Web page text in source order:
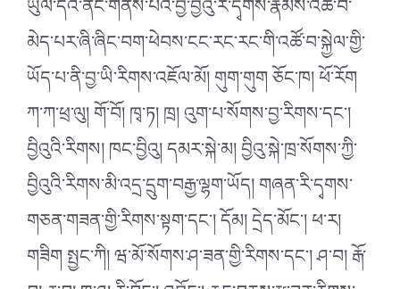
ཡུལ་དེའི་ནང་གནས་པའི་བྱ་བྱིའུ་རི་དྭགས་རྣམས་འཚེ་བ་
མེད་པར་ཞི་ཞིང་བག་ཕེབས་ངང་རང་རང་གི་འཚོ་བ་སྐྱེལ་གྱི་
ཡོད་པ་ནི་བྱ་ཡི་རིགས་འཇོལ་མོ། གུག་གུག ཅོང་ཁ། ཕོ་རོག
ཀ་ཀ་ཕྲ་ལུ། གོ་བོ། ཁྭ་ཏ། ཁྲ། འུག་པ་སོགས་བྱ་རིགས་དང༌།
བྱིའུའི་རིགས། ཁང་བྱིའུ། དམར་སྐེ་མ། བྱིའུ་སྐེ་ཁྲ་སོགས་ཀྱི་
བྱིའུའི་རིགས་མི་འདྲ་དྲུག་བརྒྱ་ལྷག་ཡོད། གཞན་རི་དྭགས་
གཅན་གཟན་གྱི་རིགས་སྟག་དང༌། དོམ། དྲེད་མོང༌། ཕ་ར།
གཟིག སྤྱང་ཀི། ཝ་མོ་སོགས་ཤ་ཟན་གྱི་རིགས་དང༌། ཤ་བ། རྒོ་